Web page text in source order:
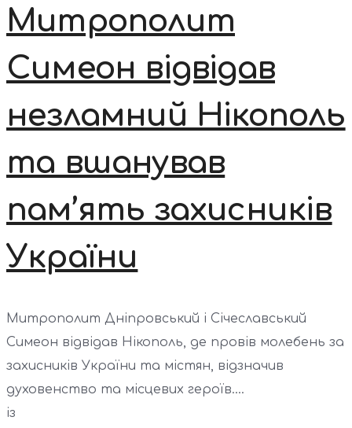
Митрополит
Симеон відвідав
незламний Нікополь
та вшанував
пам’ять захисників
України
Митрополит Дніпровський і Січеславський
Симеон відвідав Нікополь, де провів молебень за
захисників України та містян, відзначив
духовенство та місцевих героїв....
із